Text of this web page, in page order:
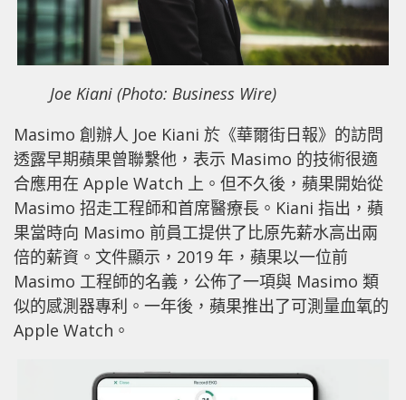
Joe Kiani (Photo: Business Wire)
Masimo 創辦人 Joe Kiani 於《華爾街日報》的訪問
透露早期蘋果曾聯繫他，表示 Masimo 的技術很適
合應用在 Apple Watch 上。但不久後，蘋果開始從
Masimo 招走工程師和首席醫療長。Kiani 指出，蘋
果當時向 Masimo 前員工提供了比原先薪水高出兩
倍的薪資。文件顯示，2019 年，蘋果以一位前
Masimo 工程師的名義，公佈了一項與 Masimo 類
似的感測器專利。一年後，蘋果推出了可測量血氧的
Apple Watch。